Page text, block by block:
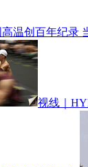
温创百年纪录
视线｜